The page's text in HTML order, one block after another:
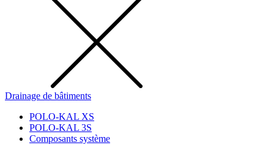
Drainage de bâtiments
POLO-KAL XS
POLO-KAL 3S
Composants système